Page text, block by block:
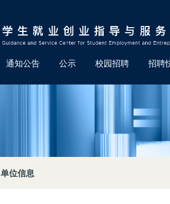
通知公告 公示 校园招聘 招聘
单位信息